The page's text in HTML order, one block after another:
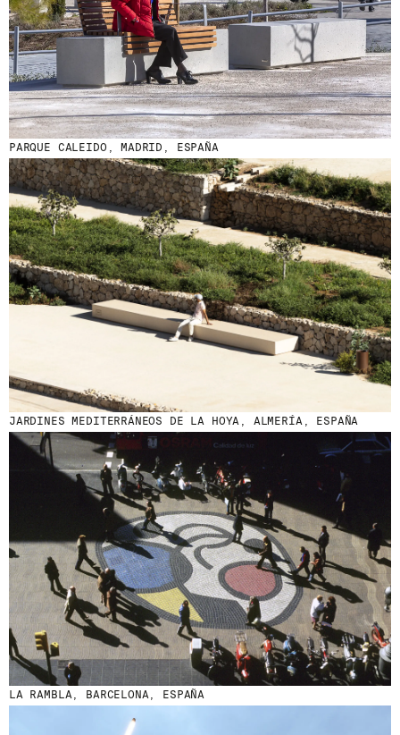
PARQUE CALEIDO, MADRID, ESPAÑA
JARDINES MEDITERRÁNEOS DE LA HOYA, ALMERÍA, ESPAÑA
LA RAMBLA, BARCELONA, ESPAÑA